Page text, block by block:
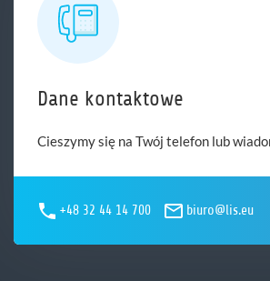
Dane kontaktowe
Cieszymy się na Twój telefon lub
+48 32 44 14 700 biuro@lis.eu